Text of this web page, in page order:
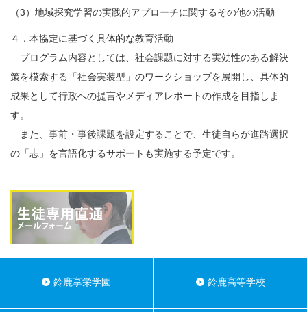
（3）地域探究学習の実践的アプローチに関するその他の活動
４．本協定に基づく具体的な教育活動
プログラム内容としては、社会課題に対する実効性のある解決
策を模索する「社会実装型」のワークショップを展開し、具体的
成果として行政への提言やメディアレポートの作成を目指しま
す。
また、事前・事後課題を設定することで、生徒自らが進路選択
の「志」を言語化するサポートも実施する予定です。
鈴鹿享栄学園 鈴鹿高等学校